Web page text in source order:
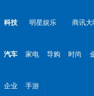
科技 明星娱乐 商讯大
汽车 家电 导购 时尚
企业
手游